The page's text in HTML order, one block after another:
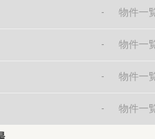
- 物件一
- 物件一
- 物件一
- 物件一